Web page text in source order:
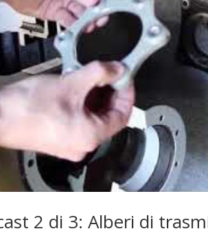
2 di 3: Alberi di